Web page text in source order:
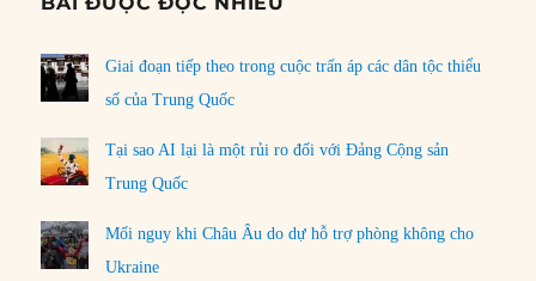
Giai đoạn tiếp theo trong cuộc trấn áp các dân tộc thiểu
số của Trung Quốc
Tại sao AI lại là một rủi ro đối với Đảng Cộng sản
Trung Quốc
Mối nguy khi Châu Âu do dự hỗ trợ phòng không cho
Ukraine